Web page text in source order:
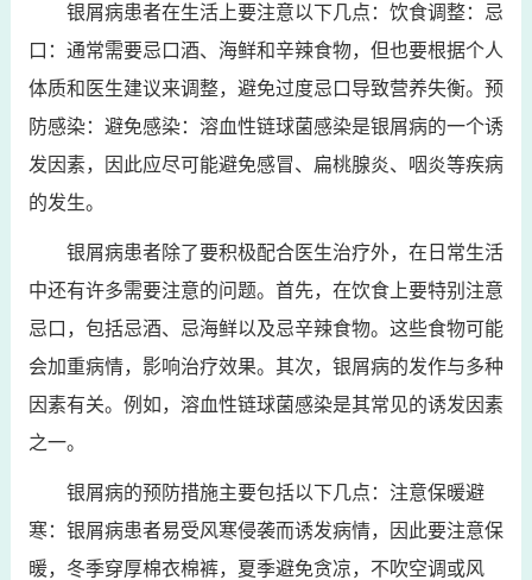
银屑病患者在生活上要注意以下几点：饮食调整：忌
口：通常需要忌口酒、海鲜和辛辣食物，但也要根据个人
体质和医生建议来调整，避免过度忌口导致营养失衡。预
防感染：避免感染：溶血性链球菌感染是银屑病的一个诱
发因素，因此应尽可能避免感冒、扁桃腺炎、咽炎等疾病
的发生。
银屑病患者除了要积极配合医生治疗外，在日常生活
中还有许多需要注意的问题。首先，在饮食上要特别注意
忌口，包括忌酒、忌海鲜以及忌辛辣食物。这些食物可能
会加重病情，影响治疗效果。其次，银屑病的发作与多种
因素有关。例如，溶血性链球菌感染是其常见的诱发因素
之一。
银屑病的预防措施主要包括以下几点：注意保暖避
寒：银屑病患者易受风寒侵袭而诱发病情，因此要注意保
暖，冬季穿厚棉衣棉裤，夏季避免贪凉，不吹空调或风